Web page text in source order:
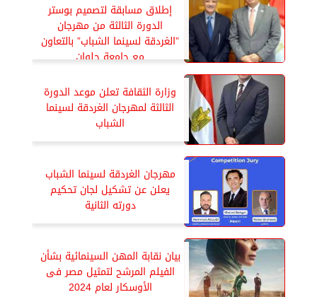
إطلاق مسابقة لتصميم بوستر
الدورة الثالثة من مهرجان
”الغردقة لسينما الشباب” بالتعاون
مع جامعة حلوان
وزارة الثقافة تعلن موعد الدورة
الثالثة لمهرجان الغردقة لسينما
الشباب
مهرجان الغردقة لسينما الشباب
يعلن عن تشكيل لجان تحكيم
دورته الثانية
بيان نقابة المهن السينمائية بشأن
الفيلم المرشح لتمثيل مصر فى
الأوسكار لعام 2024